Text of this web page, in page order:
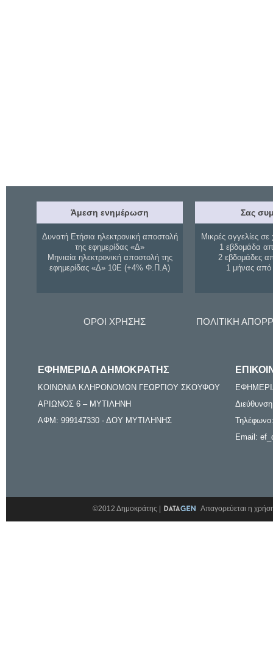
Άμεση ενημέρωση
Δυνατή Ετήσια ηλεκτρονική αποστολή
της εφημερίδας «Δ»
Μηνιαία ηλεκτρονική αποστολή της
εφημερίδας «Δ» 10Ε (+4% Φ.Π.Α)
Σας
Μικρές αγγελίες σε
1 εβδομάδα
2 εβδομάδες
1 μήνας
ΟΡΟΙ ΧΡΗΣΗΣ ΠΟΛΙΤΙΚΗ
ΕΦΗΜΕΡΙΔΑ ΔΗΜΟΚΡΑΤΗΣ
ΚΟΙΝΩΝΙΑ ΚΛΗΡΟΝΟΜΩΝ ΓΕΩΡΓΙΟΥ ΣΚΟΥΦΟΥ
ΑΡΙΩΝΟΣ 6 – ΜΥΤΙΛΗΝΗ
ΑΦΜ: 999147330 - ΔΟΥ ΜΥΤΙΛΗΝΗΣ
Email:
©2012 Δημοκράτης | Απαγορεύεται η